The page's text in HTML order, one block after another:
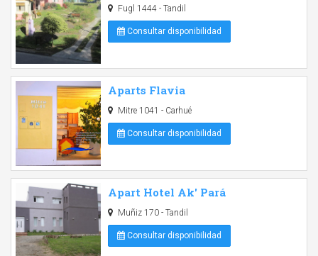
Fugl 1444 - Tandil
Consultar disponibilidad
Aparts Flavia
Mitre 1041 - Carhué
Consultar disponibilidad
Apart Hotel Ak' Pará
Muñiz 170 - Tandil
Consultar disponibilidad